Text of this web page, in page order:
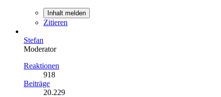
Inhalt melden
Zitieren
Stefan
Moderator
Reaktionen
918
Beiträge
20.229